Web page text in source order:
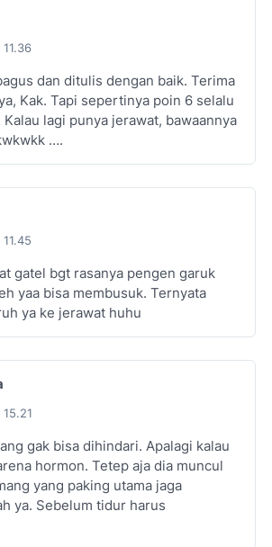
dan ditulis dengan baik. Terima
Kak. Tapi sepertinya poin 6 selalu
lagi punya jerawat, bawaannya
….
gatel bgt rasanya pengen garuk
yaa bisa membusuk. Ternyata
ya ke jerawat huhu
gak bisa dihindari. Apalagi kalau
hormon. Tetep aja dia muncul
yang paking utama jaga
ya. Sebelum tidur harus